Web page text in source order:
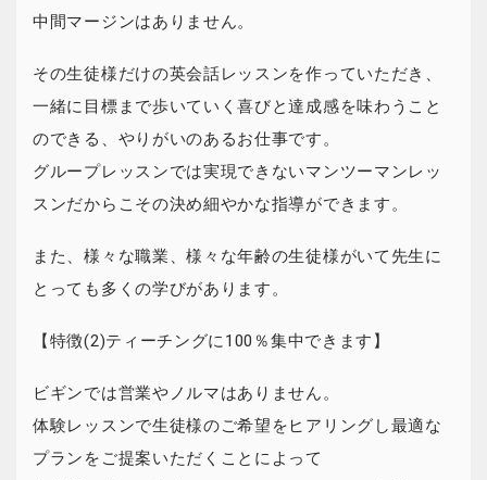
中間マージンはありません。
その生徒様だけの英会話レッスンを作っていただき、
一緒に目標まで歩いていく喜びと達成感を味わうこと
のできる、やりがいのあるお仕事です。
グループレッスンでは実現できないマンツーマンレッ
スンだからこその決め細やかな指導ができます。
また、様々な職業、様々な年齢の生徒様がいて先生に
とっても多くの学びがあります。
【特徴(2)ティーチングに100％集中できます】
ビギンでは営業やノルマはありません。
体験レッスンで生徒様のご希望をヒアリングし最適な
プランをご提案いただくことによって